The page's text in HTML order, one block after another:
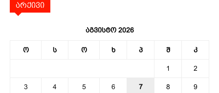
არქივი
აგვისტო 2026
ო ს ო ხ პ შ კ
1 2
3 4 5 6 7 8 9